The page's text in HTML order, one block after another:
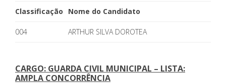
Classificação Nome do Candidato
004 ARTHUR SILVA DOROTEA
CARGO: GUARDA CIVIL MUNICIPAL – LISTA:
AMPLA CONCORRÊNCIA